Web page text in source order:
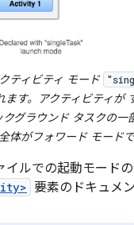
ティビティ モード
ます。アクティビティが
グラウンド タスクの一
体がフォワード モードで
イルでの起動モード
要素のドキュメン